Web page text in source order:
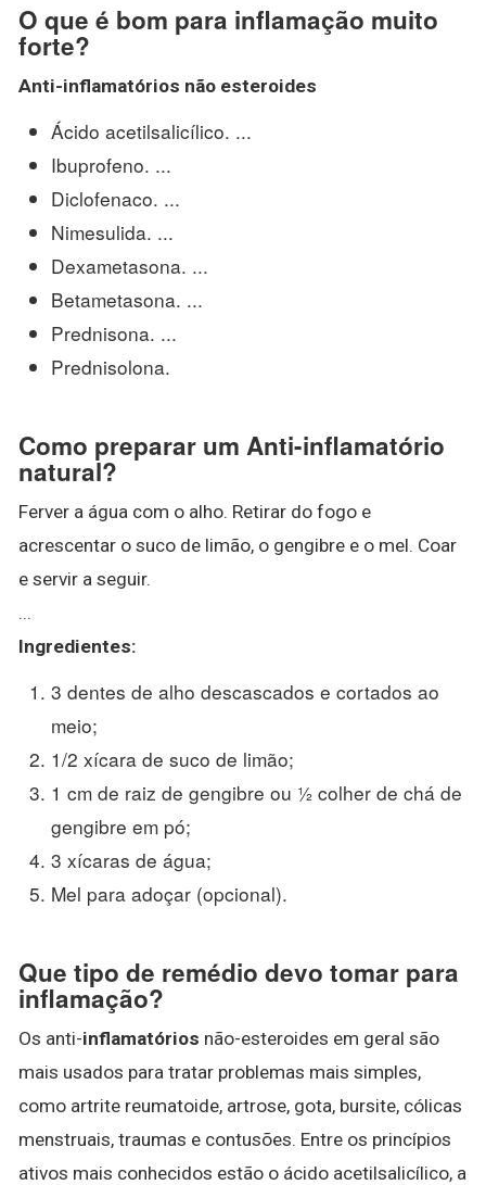
O que é bom para inflamação muito
forte?
Anti-inflamatórios não esteroides
Ácido acetilsalicílico. ...
Ibuprofeno. ...
Diclofenaco. ...
Nimesulida. ...
Dexametasona. ...
Betametasona. ...
Prednisona. ...
Prednisolona.
Como preparar um Anti-inflamatório
natural?
Ferver a água com o alho. Retirar do fogo e
acrescentar o suco de limão, o gengibre e o mel. Coar
e servir a seguir.
...
Ingredientes:
3 dentes de alho descascados e cortados ao
meio;
1/2 xícara de suco de limão;
1 cm de raiz de gengibre ou ½ colher de chá de
gengibre em pó;
3 xícaras de água;
Mel para adoçar (opcional).
Que tipo de remédio devo tomar para
inflamação?
Os anti-inflamatórios não-esteroides em geral são
mais usados para tratar problemas mais simples,
como artrite reumatoide, artrose, gota, bursite, cólicas
menstruais, traumas e contusões. Entre os princípios
ativos mais conhecidos estão o ácido acetilsalicílico, a